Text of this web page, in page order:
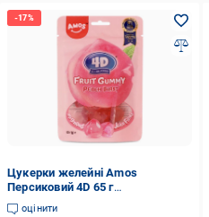
Цукерки желейні Amos
Персиковий 4D 65 г
(6936756282442)
оцінити